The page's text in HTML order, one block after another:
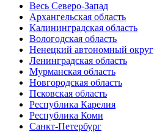
Весь Северо-Запад
Архангельская область
Калининградская область
Вологодская область
Ненецкий автономный округ
Ленинградская область
Мурманская область
Новгородская область
Псковская область
Республика Карелия
Республика Коми
Санкт-Петербург